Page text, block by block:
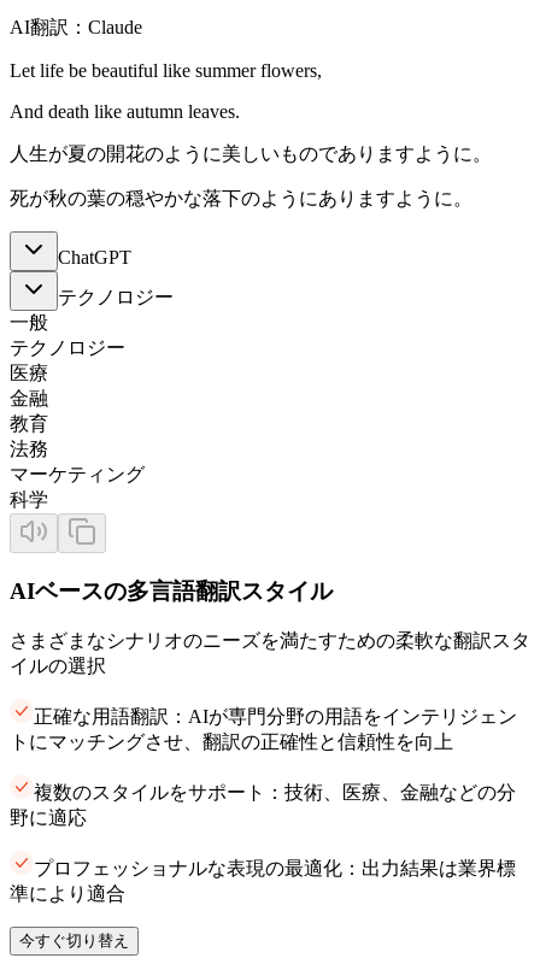
AI翻訳：Claude
Let life be beautiful like summer flowers,
And death like autumn leaves.
人生が夏の開花のように美しいものでありますように。
死が秋の葉の穏やかな落下のようにありますように。
ChatGPT
テクノロジー
一般
テクノロジー
医療
金融
教育
法務
マーケティング
科学
AIベースの多言語翻訳スタイル
さまざまなシナリオのニーズを満たすための柔軟な翻訳スタ
イルの選択
正確な用語翻訳：AIが専門分野の用語をインテリジェン
トにマッチングさせ、翻訳の正確性と信頼性を向上
複数のスタイルをサポート：技術、医療、金融などの分
野に適応
プロフェッショナルな表現の最適化：出力結果は業界標
準により適合
今すぐ切り替え